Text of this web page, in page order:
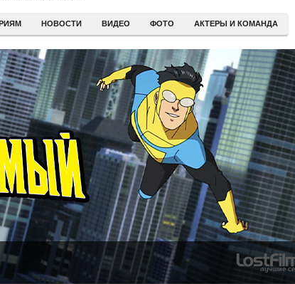
НОВОСТИ ВИДЕО ФОТО АКТЕРЫ И КОМАНДА